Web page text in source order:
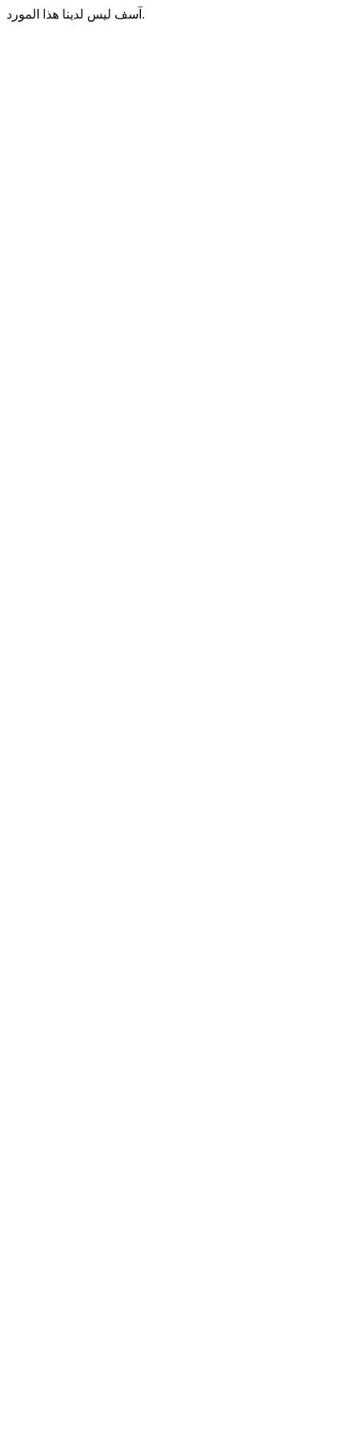
آسف ليس لدينا هذا المورد.